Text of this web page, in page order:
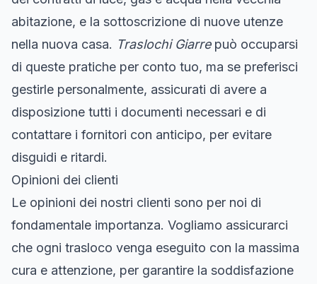
abitazione, e la sottoscrizione di nuove utenze
nella nuova casa. Traslochi Giarrepuò occuparsi
di queste pratiche per conto tuo, ma se preferisci
gestirle personalmente, assicurati di avere a
disposizione tutti i documenti necessari e di
contattare i fornitori con anticipo, per evitare
disguidi e ritardi.
Opinioni dei clienti
Le opinioni dei nostri clienti sono per noi di
fondamentale importanza. Vogliamo assicurarci
che ogni trasloco venga eseguito con la massima
cura e attenzione, per garantire la soddisfazione